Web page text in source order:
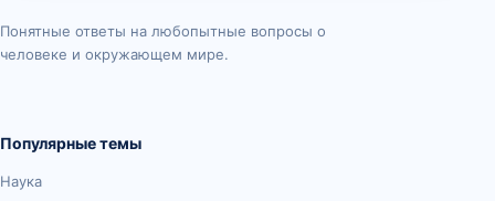
Понятные ответы на любопытные вопросы о
человеке и окружающем мире.
Популярные темы
Наука